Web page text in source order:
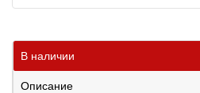
В наличии
Описание